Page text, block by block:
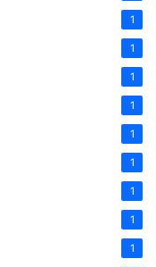
1
1
1
1
1
1
1
1
1